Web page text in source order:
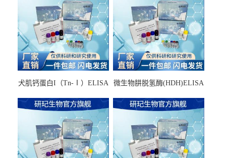
犬肌钙蛋白I（Tn-Ⅰ）ELISA
微生物肼脱氢酶(HDH)ELISA